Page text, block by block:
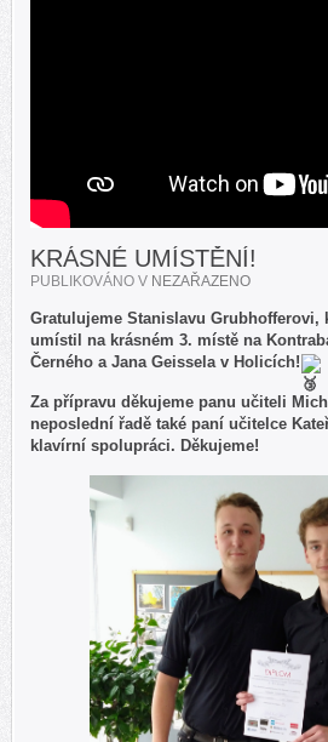
KRÁSNÉ UMÍSTĚNÍ!
PUBLIKOVÁNO V NEZAŘAZENO
Gratulujeme Stanislavu Grubhofferovi,
umístil na krásném 3. místě na
Černého a Jana Geissela v Holicích!
Za přípravu děkujeme panu učiteli
neposlední řadě také paní učitelce
klavírní spolupráci. Děkujeme!